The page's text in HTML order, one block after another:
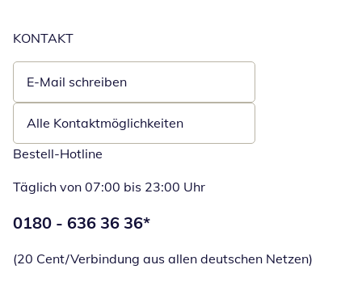
KONTAKT
E-Mail schreiben
Öffnet E-Mail-Client
Alle Kontaktmöglichkeiten
Bestell-Hotline
Täglich von 07:00 bis 23:00 Uhr
Telefonnummer:
0180 - 636 36 36*
(20 Cent/Verbindung aus allen deutschen Netzen)